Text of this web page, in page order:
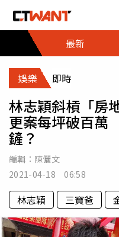
最新
娛樂 即時
林志穎斜槓「房
更案每坪破百
鏟？
編輯： 陳儷文
2021-04-18 06:58
林志穎 三寶爸